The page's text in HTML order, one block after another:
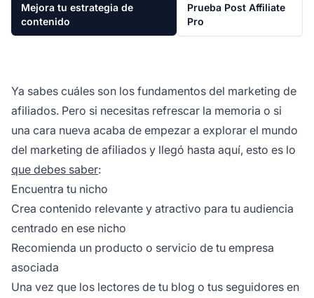
Mejora tu estrategia de
contenido
Prueba Post Affiliate
Pro
Ya sabes cuáles son los fundamentos del marketing de
afiliados. Pero si necesitas refrescar la memoria o si
una cara nueva acaba de empezar a explorar el mundo
del marketing de afiliados y llegó hasta aquí, esto es lo
que debes saber:
Encuentra tu nicho
Crea contenido relevante y atractivo para tu audiencia
centrado en ese nicho
Recomienda un producto o servicio de tu empresa
asociada
Una vez que los lectores de tu blog o tus seguidores en